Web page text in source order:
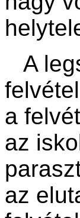
A
a
az
az